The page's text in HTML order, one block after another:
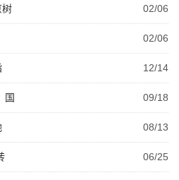
树 02/06
02/06
12/14
国 09/18
08/13
06/25